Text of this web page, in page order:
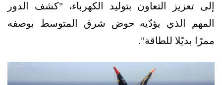
إلى تعزيز التعاون بتوليد الكهرباء، "كشف الدور
المهم الذي يؤدّيه حوض شرق المتوسط بوصفه
ممرًا بديًلا للطاقة".